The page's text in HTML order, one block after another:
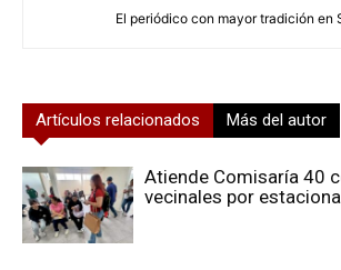
El periódico con mayor tradición en
Artículos relacionados Más del autor
Atiende Comisaría 40
vecinales por